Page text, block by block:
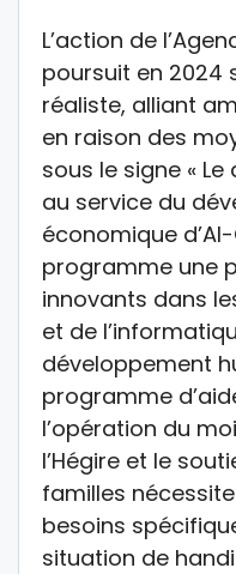
L’action de
poursuit en 2024
réaliste, alliant
en raison des
sous le signe «
au service du
économique
programme une
innovants dans
et de
développement
programme
l’opération du
l’Hégire et le
familles
besoins
situation de